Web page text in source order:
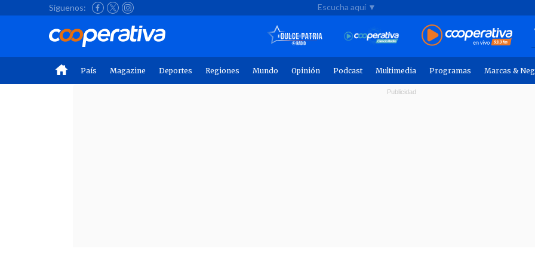
Síguenos: Escucha aquí ▼
País Magazine Deportes Regiones Mundo Opinión Podcast Multimedia Programas Marcas &